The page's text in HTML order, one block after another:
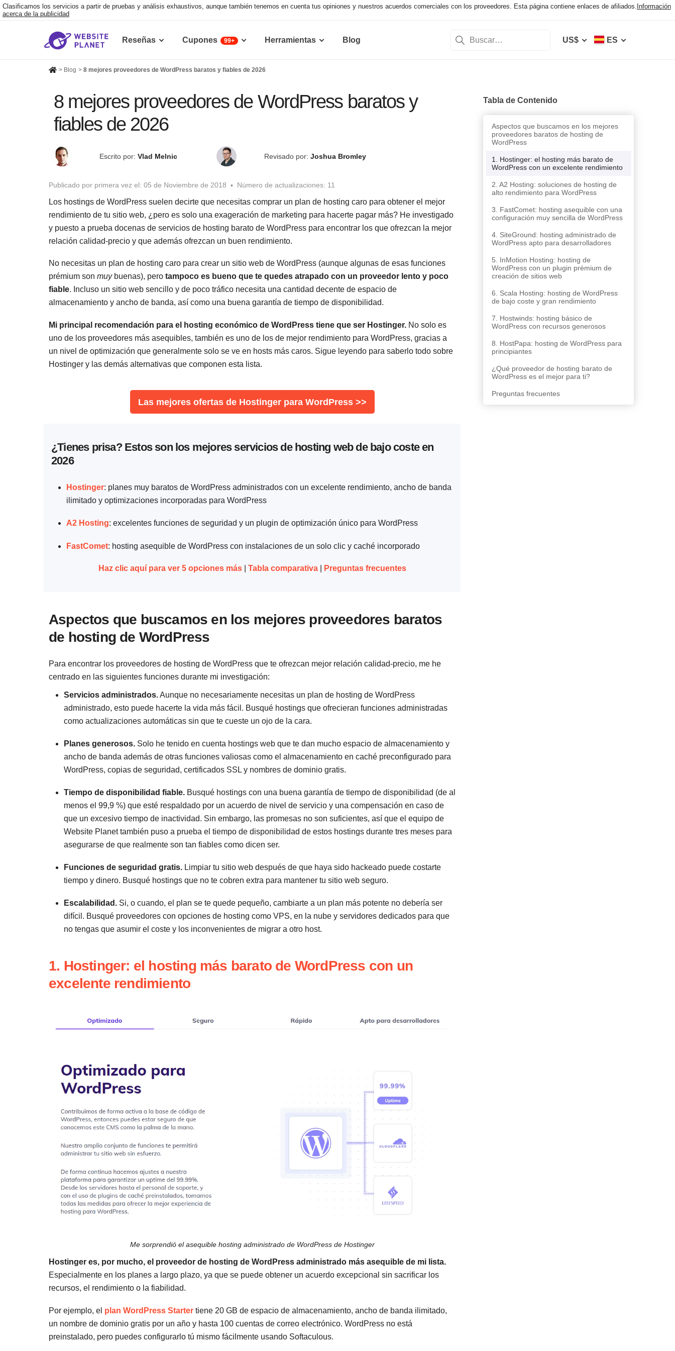
Clasificamos los servicios a partir de pruebas y análisis exhaustivos, aunque también tenemos en cuenta tus opiniones y nuestros acuerdos comerciales con los proveedores. Esta página contiene enlaces de afiliados. Información
acerca de la publicidad
Reseñas Cupones 99+ Herramientas Blog US$ ES
> Blog > 8 mejores proveedores de WordPress baratos y fiables de 2026
8 mejores proveedores de WordPress baratos y
fiables de 2026
Escrito por: Vlad Melnic Revisado por: Joshua Bromley
Publicado por primera vez el: 05 de Noviembre de 2018 Número de actualizaciones: 11
Los hostings de WordPress suelen decirte que necesitas comprar un plan de hosting caro para obtener el mejor
rendimiento de tu sitio web, ¿pero es solo una exageración de marketing para hacerte pagar más? He investigado
y puesto a prueba docenas de servicios de hosting barato de WordPress para encontrar los que ofrezcan la mejor
relación calidad-precio y que además ofrezcan un buen rendimiento.
No necesitas un plan de hosting caro para crear un sitio web de WordPress (aunque algunas de esas funciones
prémium son muybuenas), pero tampoco es bueno que te quedes atrapado con un proveedor lento y poco
fiable. Incluso un sitio web sencillo y de poco tráfico necesita una cantidad decente de espacio de
almacenamiento y ancho de banda, así como una buena garantía de tiempo de disponibilidad.
Mi principal recomendación para el hosting económico de WordPress tiene que ser Hostinger. No solo es
uno de los proveedores más asequibles, también es uno de los de mejor rendimiento para WordPress, gracias a
un nivel de optimización que generalmente solo se ve en hosts más caros. Sigue leyendo para saberlo todo sobre
Hostinger y las demás alternativas que componen esta lista.
Las mejores ofertas de Hostinger para WordPress >>
¿Tienes prisa? Estos son los mejores servicios de hosting web de bajo coste en
2026
Hostinger: planes muy baratos de WordPress administrados con un excelente rendimiento, ancho de banda
ilimitado y optimizaciones incorporadas para WordPress
A2 Hosting: excelentes funciones de seguridad y un plugin de optimización único para WordPress
FastComet: hosting asequible de WordPress con instalaciones de un solo clic y caché incorporado
Haz clic aquí para ver 5 opciones más| Tabla comparativa| Preguntas frecuentes
Aspectos que buscamos en los mejores proveedores baratos
de hosting de WordPress
Para encontrar los proveedores de hosting de WordPress que te ofrezcan mejor relación calidad-precio, me he
centrado en las siguientes funciones durante mi investigación:
Servicios administrados.Aunque no necesariamente necesitas un plan de hosting de WordPress
administrado, esto puede hacerte la vida más fácil. Busqué hostings que ofrecieran funciones administradas
como actualizaciones automáticas sin que te cueste un ojo de la cara.
Planes generosos. Solo he tenido en cuenta hostings web que te dan mucho espacio de almacenamiento y
ancho de banda además de otras funciones valiosas como el almacenamiento en caché preconfigurado para
WordPress, copias de seguridad, certificados SSL y nombres de dominio gratis.
Tiempo de disponibilidad fiable. Busqué hostings con una buena garantía de tiempo de disponibilidad (de al
menos el 99,9 %) que esté respaldado por un acuerdo de nivel de servicio y una compensación en caso de
que un excesivo tiempo de inactividad. Sin embargo, las promesas no son suficientes, así que el equipo de
Website Planet también puso a prueba el tiempo de disponibilidad de estos hostings durante tres meses para
asegurarse de que realmente son tan fiables como dicen ser.
Funciones de seguridad gratis. Limpiar tu sitio web después de que haya sido hackeado puede costarte
tiempo y dinero. Busqué hostings que no te cobren extra para mantener tu sitio web seguro.
Escalabilidad. Si, o cuando, el plan se te quede pequeño, cambiarte a un plan más potente no debería ser
difícil. Busqué proveedores con opciones de hosting como VPS, en la nube y servidores dedicados para que
no tengas que asumir el coste y los inconvenientes de migrar a otro host.
1. Hostinger: el hosting más barato de WordPress con un
excelente rendimiento
Me sorprendió el asequible hosting administrado de WordPress de Hostinger
Hostinger es, por mucho, el proveedor de hosting de WordPress administrado más asequible de mi lista.
Especialmente en los planes a largo plazo, ya que se puede obtener un acuerdo excepcional sin sacrificar los
recursos, el rendimiento o la fiabilidad.
Por ejemplo, el plan WordPress Starter tiene 20 GB de espacio de almacenamiento, ancho de banda ilimitado,
un nombre de dominio gratis por un año y hasta 100 cuentas de correo electrónico. WordPress no está
preinstalado, pero puedes configurarlo tú mismo fácilmente usando Softaculous.
Tabla de Contenido
Aspectos que buscamos en los mejores
proveedores baratos de hosting de
WordPress
1. Hostinger: el hosting más barato de
WordPress con un excelente rendimiento
2. A2 Hosting: soluciones de hosting de
alto rendimiento para WordPress
3. FastComet: hosting asequible con una
configuración muy sencilla de WordPress
4. SiteGround: hosting administrado de
WordPress apto para desarrolladores
5. InMotion Hosting: hosting de
WordPress con un plugin prémium de
creación de sitios web
6. Scala Hosting: hosting de WordPress
de bajo coste y gran rendimiento
7. Hostwinds: hosting básico de
WordPress con recursos generosos
8. HostPapa: hosting de WordPress para
principiantes
¿Qué proveedor de hosting barato de
WordPress es el mejor para ti?
Preguntas frecuentes